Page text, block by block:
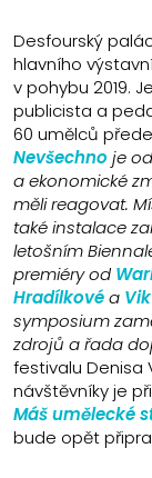
Desfourský
hlavního
v pohybu 2019.
publicista a
60 umělců
Nevšechno je
a ekonomické
měli reagovat.
také instalace
letošním
premiéry od
Hradílkovéa
symposium
zdrojů a řada
festivalu Denisa
návštěvníky je
Máš umělecké
bude opět